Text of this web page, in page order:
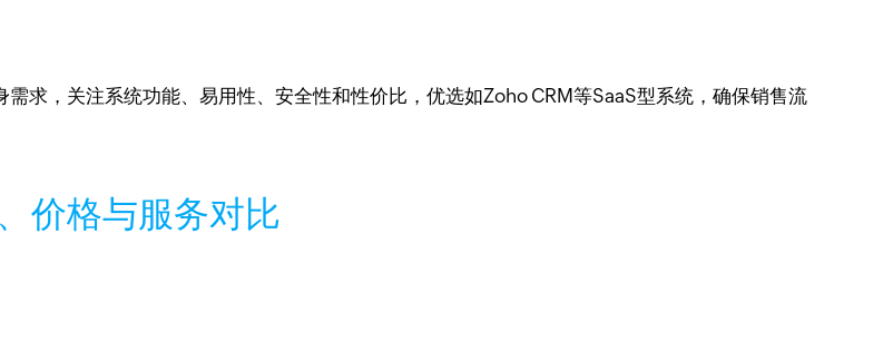
求，关注系统功能、易用性、安全性和性价比，优选如Zoho CRM等SaaS型系统，确保销售流
价格与服务对比